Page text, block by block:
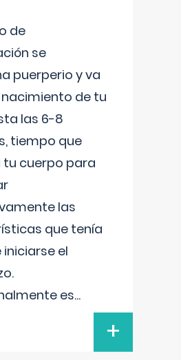
de
se
puerperio y va
de tu
las 6-8
tiempo que
cuerpo para
las
que tenía
el
es...
+